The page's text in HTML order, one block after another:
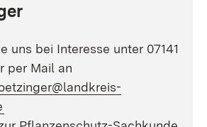
uns bei Interesse unter 07141
per Mail an